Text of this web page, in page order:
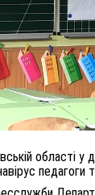
області у
педагоги